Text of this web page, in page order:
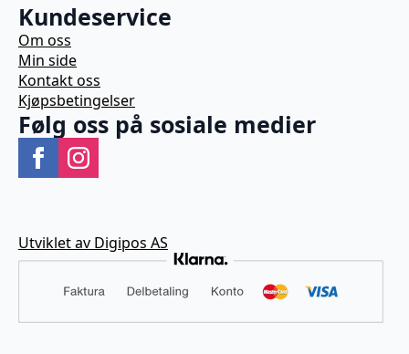
Kundeservice
Om oss
Min side
Kontakt oss
Kjøpsbetingelser
Følg oss på sosiale medier
Utviklet av Digipos AS